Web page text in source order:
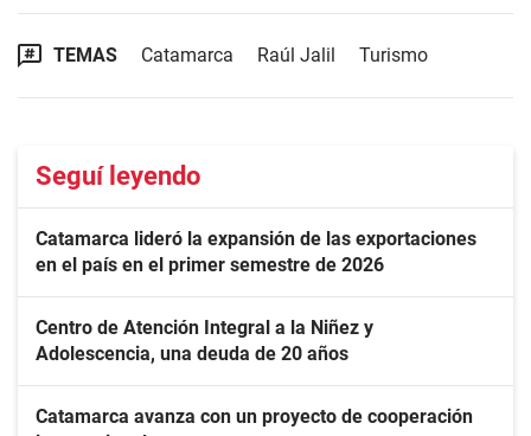
TEMAS Catamarca Raúl Jalil Turismo
Seguí leyendo
Catamarca lideró la expansión de las exportaciones
en el país en el primer semestre de 2026
Centro de Atención Integral a la Niñez y
Adolescencia, una deuda de 20 años
Catamarca avanza con un proyecto de cooperación